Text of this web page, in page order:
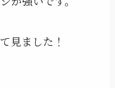
見ました！